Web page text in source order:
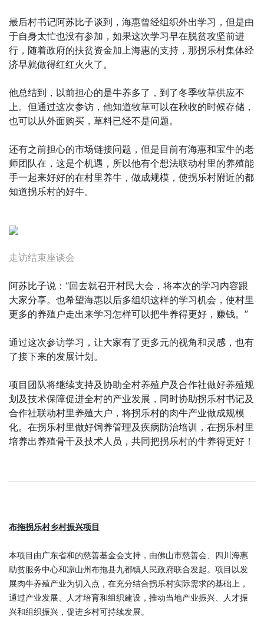
最后村书记阿苏比子谈到，海惠曾经组织外出学习，但是由
于自身太忙也没有参加，如果这次学习早在脱贫攻坚前进
行，随着政府的扶贫资金加上海惠的支持，那拐乐村集体经
济早就做得红红火火了。
他总结到，以前担心的是牛养多了，到了冬季牧草供应不
上。但通过这次参访，他知道牧草可以在秋收的时候存储，
也可以从外面购买，草料已经不是问题。
还有之前担心的市场链接问题，但是目前有海惠和宝牛的老
师团队在，这是个机遇，所以他有个想法联动村里的养殖能
手一起来好好的在村里养牛，做成规模，使拐乐村附近的都
知道拐乐村的好牛。
走访结束座谈会
阿苏比子说：“回去就召开村民大会，将本次的学习内容跟
大家分享。也希望海惠以后多组织这样的学习机会，使村里
更多的养殖户走出来学习怎样可以把牛养得更好，赚钱。”
通过这次参访学习，让大家有了更多元的视角和灵感，也有
了接下来的发展计划。
项目团队将继续支持及协助全村养殖户及合作社做好养殖规
划及技术保障促进全村的产业发展，同时协助拐乐村书记及
合作社联动村里养殖大户，将拐乐村的肉牛产业做成规模
化。在拐乐村里做好饲养管理及疾病防治培训，在拐乐村里
培养出养殖骨干及技术人员，共同把拐乐村的牛养得更好！
布拖拐乐村乡村振兴项目
本项目由广东省和的慈善基金会支持，由佛山市慈善会、四川海惠
助贫服务中心和凉山州布拖县九都镇人民政府联合发起。项目以发
展肉牛养殖产业为切入点，在充分结合拐乐村实际需求的基础上，
通过产业发展、人才培育和组织建设，推动当地产业振兴、人才振
兴和组织振兴，促进乡村可持续发展。